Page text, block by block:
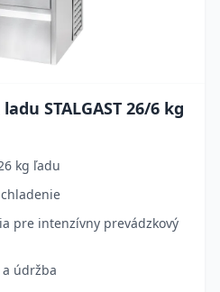
STALGAST 26/6 kg
kg ľadu
pre intenzívny prevádzkový
údržba